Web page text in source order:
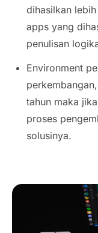
dihasilkan
apps yang
penulisan
Environment
tahun maka
proses
solusinya.